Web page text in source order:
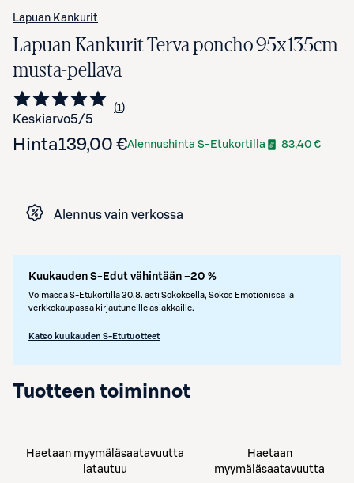
Lapuan Kankurit
Lapuan Kankurit Terva poncho 95x135cm
musta-pellava
Keskiarvo5/5 Siirry arvioihin
1
kappale
Hinta139,00 €Alennushinta S-Etukortilla 83,40 €
Alennus vain verkossa
Kuukauden S-Edut vähintään –20 %
Voimassa S-Etukortilla 30.8. asti Sokoksella, Sokos Emotionissa ja
verkkokaupassa kirjautuneille asiakkaille.
Katso kuukauden S-Etutuotteet
Tuotteen toiminnot
Haetaan myymäläsaatavuutta
latautuu
Haetaan
myymäläsaatavuutta